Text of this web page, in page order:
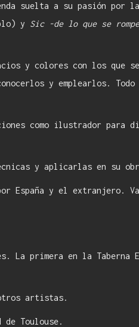
suelta a su pasión
y Sic -de lo que se rompe
y colores con los que
y emplearlos.
como ilustrador para
y aplicarlas en su
y el extranjero.
La primera en la Taberna
artistas.
Toulouse.